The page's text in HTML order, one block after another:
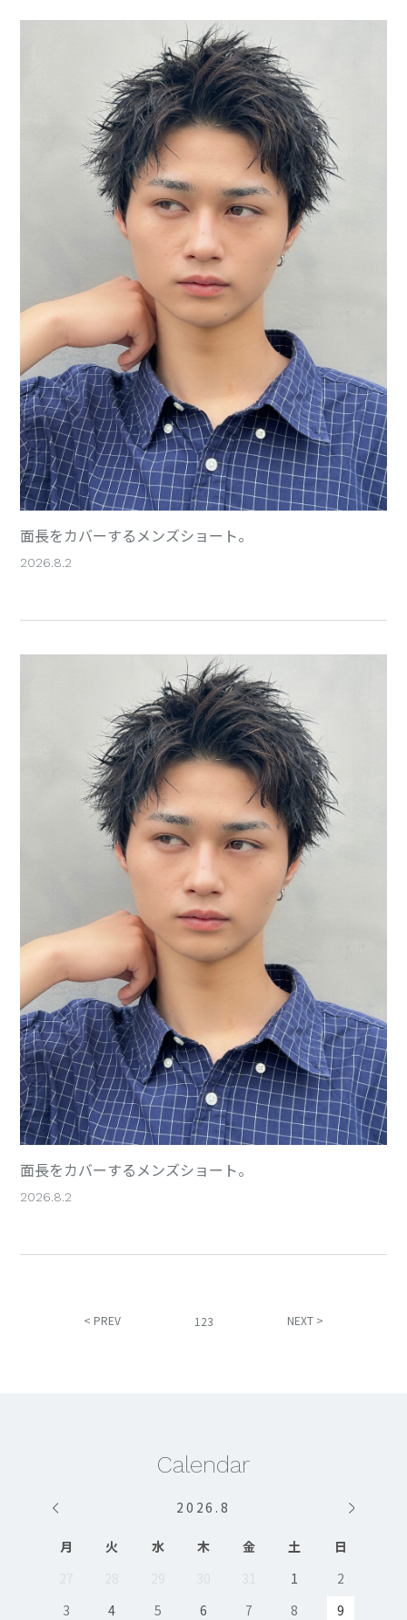
面長をカバーするメンズショート。
2026.8.2
面長をカバーするメンズショート。
2026.8.2
< PREV 1 23 NEXT >
Calendar
2026 .8
月 火 水 木 金 土
日
27
28 29 30 31 1
2
3
4 5 6 7 8
9